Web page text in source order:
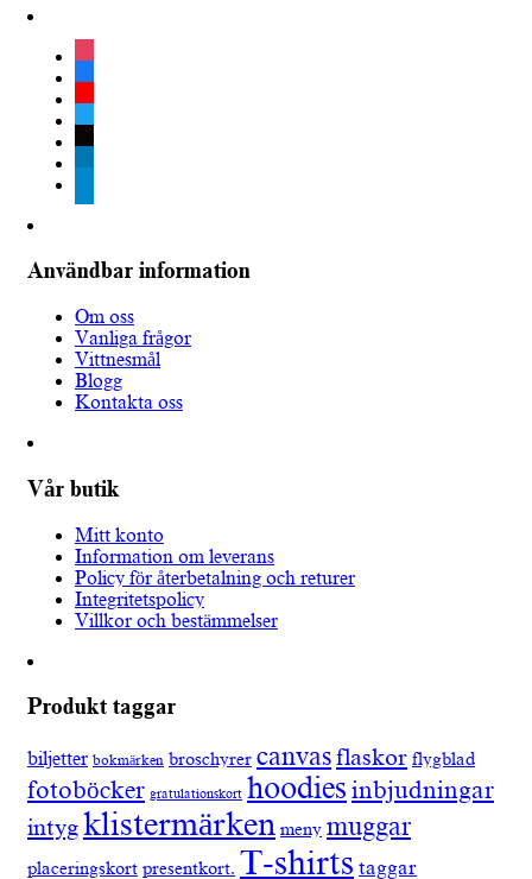
instagram
facebook
youtube
twitter
tiktok
Användbar information
Om oss
Vanliga frågor
Vittnesmål
Blogg
Kontakta oss
Vår butik
Mitt konto
Information om leverans
Policy för återbetalning och returer
Integritetspolicy
Villkor och bestämmelser
Produkt taggar
biljetter bokmärken broschyrer canvasflaskor flygblad
fotoböcker gratulationskort hoodies inbjudningar
intygklistermärken meny muggar
placeringskort presentkort. T-shirts taggar